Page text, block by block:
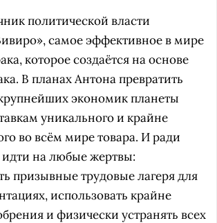
политической власти
самое эффективное в мире
которое создаётся на основе
В планах Антона превратить
экономик планеты
уникального и крайне
во всём мире товара. И ради
идти на любые жертвы:
призывные трудовые лагеря для
использовать крайне
и физически устранять всех